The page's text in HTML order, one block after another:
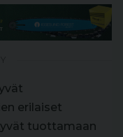
erilaiset
tuottamaan